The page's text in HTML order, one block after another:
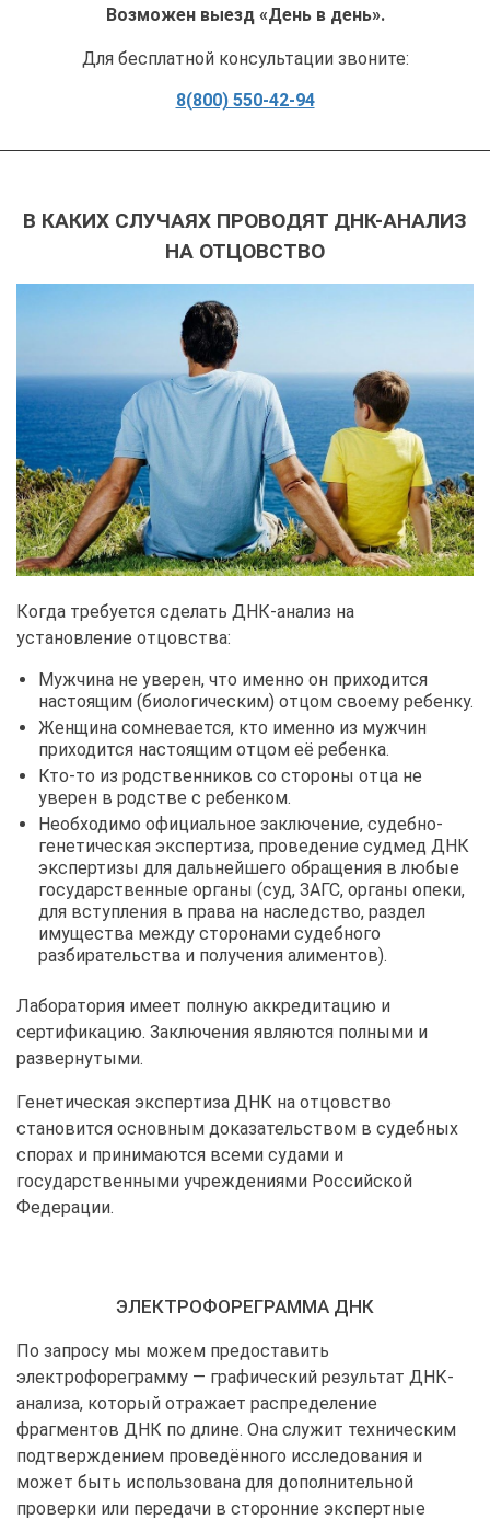
Возможен выезд «День в день».
Для бесплатной консультации звоните:
8(800) 550-42-94
В КАКИХ СЛУЧАЯХ ПРОВОДЯТ ДНК-АНАЛИЗ
НА ОТЦОВСТВО
Когда требуется сделать ДНК-анализ на
установление отцовства:
Мужчина не уверен, что именно он приходится
настоящим (биологическим) отцом своему ребенку.
Женщина сомневается, кто именно из мужчин
приходится настоящим отцом её ребенка.
Кто-то из родственников со стороны отца не
уверен в родстве с ребенком.
Необходимо официальное заключение, судебно-
генетическая экспертиза, проведение судмед ДНК
экспертизы для дальнейшего обращения в любые
государственные органы (суд, ЗАГС, органы опеки,
для вступления в права на наследство, раздел
имущества между сторонами судебного
разбирательства и получения алиментов).
Лаборатория имеет полную аккредитацию и
сертификацию. Заключения являются полными и
развернутыми.
Генетическая экспертиза ДНК на отцовство
становится основным доказательством в судебных
спорах и принимаются всеми судами и
государственными учреждениями Российской
Федерации.
ЭЛЕКТРОФОРЕГРАММА ДНК
По запросу мы можем предоставить
электрофореграмму — графический результат ДНК-
анализа, который отражает распределение
фрагментов ДНК по длине. Она служит техническим
подтверждением проведённого исследования и
может быть использована для дополнительной
проверки или передачи в сторонние экспертные